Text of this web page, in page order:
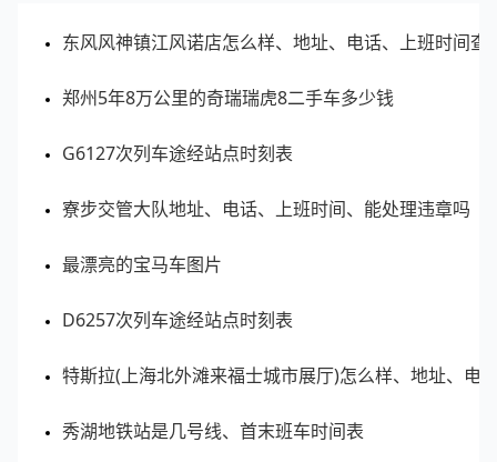
28 永威木色购物公园
29 丹尼斯7天地
30 中大门国际购物公园 郑州管城回族区
📊 数据说明：客流指数为区域范围内实时客流的指
东风风神镇江风诺店怎么样、地址、电话、上班时间查
郑州5年8万公里的奇瑞瑞虎8二手车多少钱
G6127次列车途经站点时刻表
寮步交管大队地址、电话、上班时间、能处理违章吗
最漂亮的宝马车图片
D6257次列车途经站点时刻表
特斯拉(上海北外滩来福士城市展厅)怎么样、地址、电
秀湖地铁站是几号线、首末班车时间表